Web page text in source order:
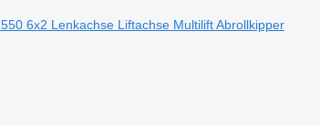
6x2 Lenkachse Liftachse Multilift Abrollkipper